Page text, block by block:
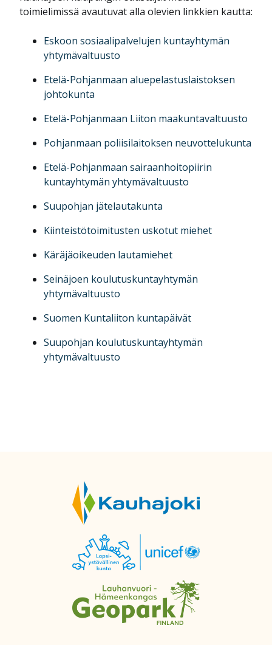
toimielimissä avautuvat alla olevien linkkien kautta:
Eskoon sosiaalipalvelujen kuntayhtymän
yhtymävaltuusto
Etelä-Pohjanmaan aluepelastuslaistoksen
johtokunta
Etelä-Pohjanmaan Liiton maakuntavaltuusto
Pohjanmaan poliisilaitoksen neuvottelukunta
Etelä-Pohjanmaan sairaanhoitopiirin
kuntayhtymän yhtymävaltuusto
Suupohjan jätelautakunta
Kiinteistötoimitusten uskotut miehet
Käräjäoikeuden lautamiehet
Seinäjoen koulutuskuntayhtymän
yhtymävaltuusto
Suomen Kuntaliiton kuntapäivät
Suupohjan koulutuskuntayhtymän
yhtymävaltuusto